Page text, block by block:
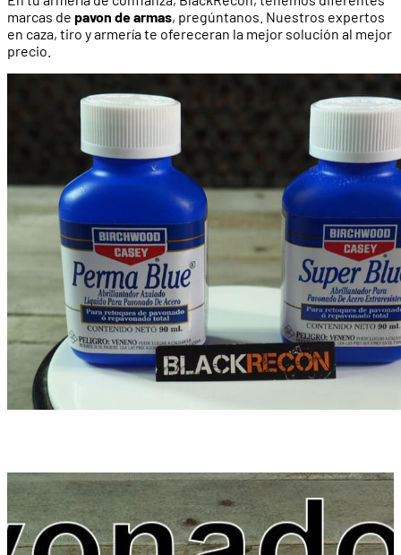
marcas de pavon de armas, pregúntanos. Nuestros expertos
en caza, tiro y armería te ofereceran la mejor solución al mejor
precio.